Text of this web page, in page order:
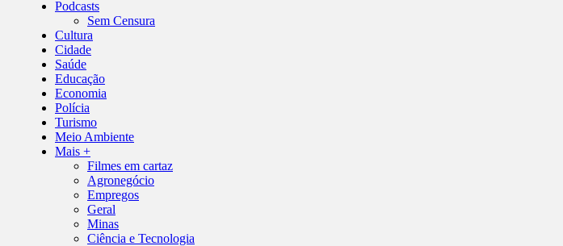
Podcasts
Sem Censura
Cultura
Cidade
Saúde
Educação
Economia
Polícia
Turismo
Meio Ambiente
Mais +
Filmes em cartaz
Agronegócio
Empregos
Geral
Minas
Ciência e Tecnologia